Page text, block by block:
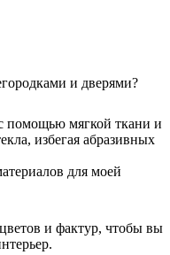
и дверями?
помощью мягкой ткани и
избегая абразивных
для моей
и фактур, чтобы вы